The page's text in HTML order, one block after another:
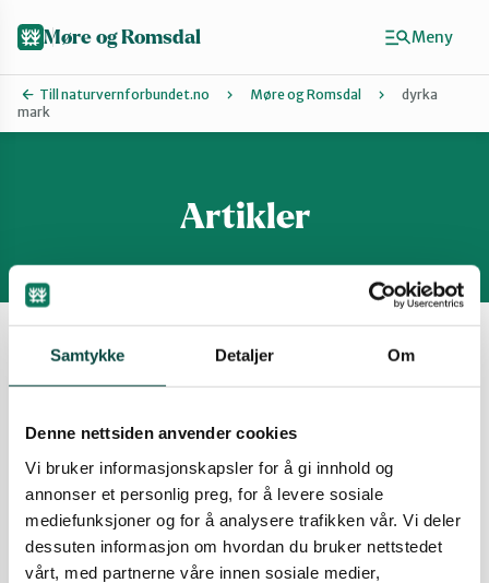
Samtykke Detaljer Om
Denne nettsiden anvender cookies
Vi bruker informasjonskapsler for å gi innhold og
annonser et personlig preg, for å levere sosiale
mediefunksjoner og for å analysere trafikken vår. Vi deler
dessuten informasjon om hvordan du bruker nettstedet
vårt, med partnerne våre innen sosiale medier,
Ålesund og omegn
Kristiansund og Averøy
Molde
Ørsta og Volda
Møre og Romsdal
Till naturvernforbundet.no Møre og Romsdal
dyrka
mark
Artikler
Vis filter
Ny veg mellom Astad og
Fursetfjellet?
Det går jo alt veg på den strekninga. Kva er
behovet?
Samferdsel 18.02.2023